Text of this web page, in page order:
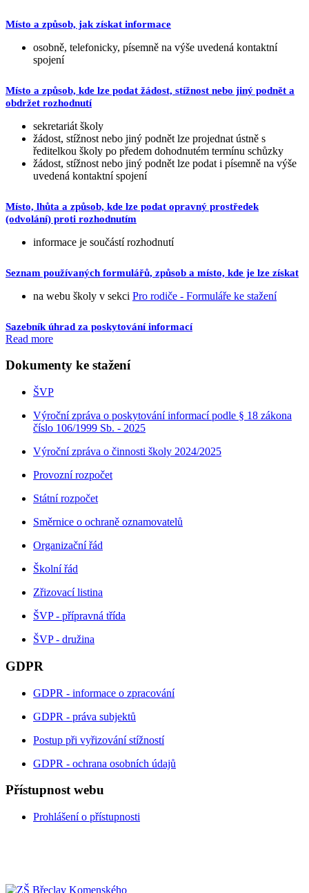
Místo a způsob, jak získat informace
osobně, telefonicky, písemně na výše uvedená kontaktní
spojení
Místo a způsob, kde lze podat žádost, stížnost nebo jiný podnět a
obdržet rozhodnutí
sekretariát školy
žádost, stížnost nebo jiný podnět lze projednat ústně s
ředitelkou školy po předem dohodnutém termínu schůzky
žádost, stížnost nebo jiný podnět lze podat i písemně na výše
uvedená kontaktní spojení
Místo, lhůta a způsob, kde lze podat opravný prostředek
(odvolání) proti rozhodnutím
informace je součástí rozhodnutí
Seznam používaných formulářů, způsob a místo, kde je lze získat
na webu školy v sekci Pro rodiče - Formuláře ke stažení
Sazebník úhrad za poskytování informací
Read more
Dokumenty ke stažení
ŠVP
Výroční zpráva o poskytování informací podle § 18 zákona
číslo 106/1999 Sb. - 2025
Výroční zpráva o činnosti školy 2024/2025
Provozní rozpočet
Státní rozpočet
Směrnice o ochraně oznamovatelů
Organizační řád
Školní řád
Zřizovací listina
ŠVP - přípravná třída
ŠVP - družina
GDPR
GDPR - informace o zpracování
GDPR - práva subjektů
Postup při vyřizování stížností
GDPR - ochrana osobních údajů
Přístupnost webu
Prohlášení o přístupnosti